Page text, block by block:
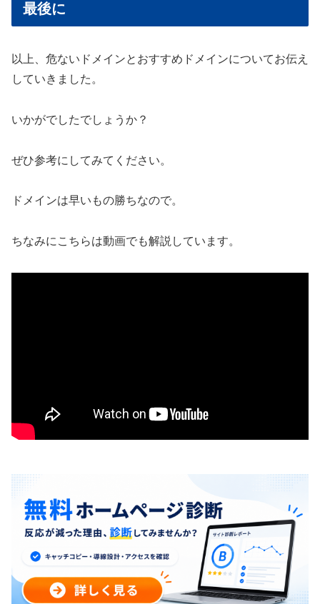
最後に
以上、危ないドメインとおすすめドメインについてお伝え
していきました。
いかがでしたでしょうか？
ぜひ参考にしてみてください。
ドメインは早いもの勝ちなので。
ちなみにこちらは動画でも解説しています。